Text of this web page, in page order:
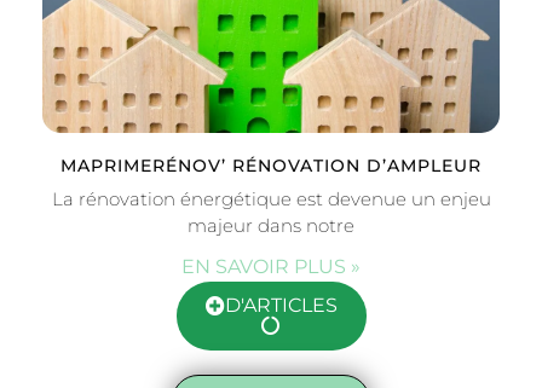
MAPRIMERÉNOV’ RÉNOVATION D’AMPLEUR
La rénovation énergétique est devenue un enjeu
majeur dans notre
EN SAVOIR PLUS »
D'ARTICLES